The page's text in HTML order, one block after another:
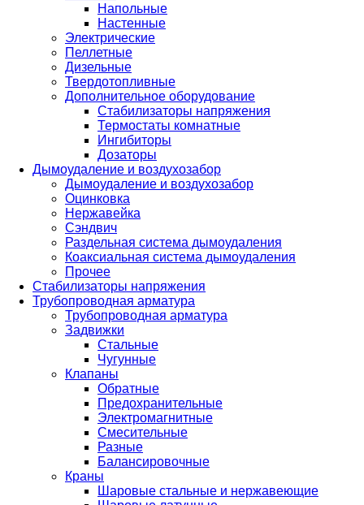
Напольные
Настенные
Электрические
Пеллетные
Дизельные
Твердотопливные
Дополнительное оборудование
Стабилизаторы напряжения
Термостаты комнатные
Ингибиторы
Дозаторы
Дымоудаление и воздухозабор
Дымоудаление и воздухозабор
Оцинковка
Нержавейка
Сэндвич
Раздельная система дымоудаления
Коаксиальная система дымоудаления
Прочее
Стабилизаторы напряжения
Трубопроводная арматура
Трубопроводная арматура
Задвижки
Стальные
Чугунные
Клапаны
Обратные
Предохранительные
Электромагнитные
Смесительные
Разные
Балансировочные
Краны
Шаровые стальные и нержавеющие